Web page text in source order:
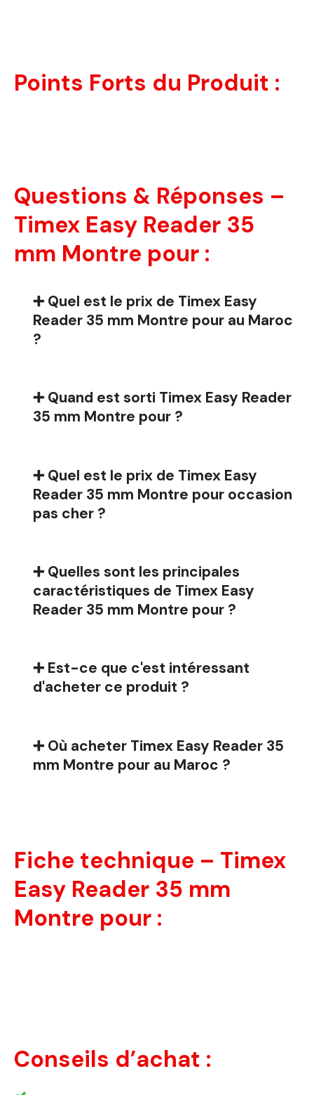
Points Forts du Produit :
Questions & Réponses –
Timex Easy Reader 35
mm Montre pour :
➕ Quel est le prix de Timex Easy
Reader 35 mm Montre pour au Maroc
?
➕ Quand est sorti Timex Easy Reader
35 mm Montre pour ?
➕ Quel est le prix de Timex Easy
Reader 35 mm Montre pour occasion
pas cher ?
➕ Quelles sont les principales
caractéristiques de Timex Easy
Reader 35 mm Montre pour ?
➕ Est-ce que c'est intéressant
d'acheter ce produit ?
➕ Où acheter Timex Easy Reader 35
mm Montre pour au Maroc ?
Fiche technique – Timex
Easy Reader 35 mm
Montre pour :
Conseils d’achat :